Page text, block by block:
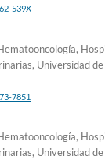
539X
Universidad
7851
Universidad